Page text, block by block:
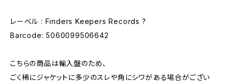
レーベル : Finders Keepers Records ?
Barcode: 5060099506642
こちらの商品は輸入盤のため、
ごく稀にジャケットに多少のスレや角にシワがある場合がござい